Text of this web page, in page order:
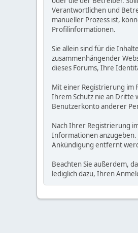
Verantwortlichen und
manueller Prozess ist,
Profilinformationen.
Sie allein sind für die
zusammenhängender
dieses Forums, Ihre
Mit einer Registrierung im
Ihrem Schutz nie an Dritte
Benutzerkonto anderer
Nach Ihrer Registrierung
Informationen
Ankündigung entfernt
Beachten Sie außerdem,
lediglich dazu, Ihren